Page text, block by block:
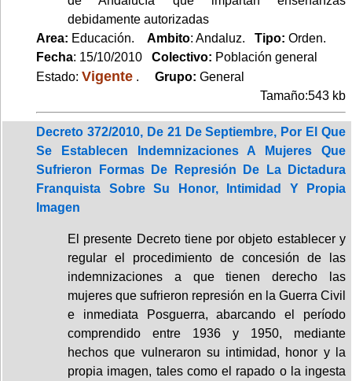
debidamente autorizadas
Area: Educación. Ambito: Andaluz. Tipo: Orden.
Fecha: 15/10/2010 Colectivo: Población general
Estado: Vigente . Grupo: General
Tamaño:543 kb
Decreto 372/2010, De 21 De Septiembre, Por El Que
Se Establecen Indemnizaciones A Mujeres Que
Sufrieron Formas De Represión De La Dictadura
Franquista Sobre Su Honor, Intimidad Y Propia
Imagen
El presente Decreto tiene por objeto establecer y
regular el procedimiento de concesión de las
indemnizaciones a que tienen derecho las
mujeres que sufrieron represión en la Guerra Civil
e inmediata Posguerra, abarcando el período
comprendido entre 1936 y 1950, mediante
hechos que vulneraron su intimidad, honor y la
propia imagen, tales como el rapado o la ingesta